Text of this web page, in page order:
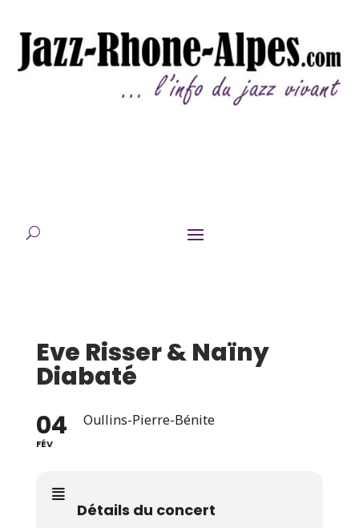
Eve Risser & Naïny
Diabaté
04
FÉV
Oullins-Pierre-Bénite
Détails du concert